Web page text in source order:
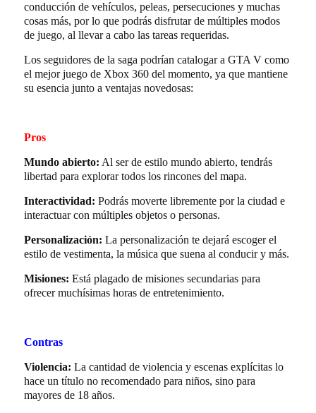
conducción de vehículos, peleas, persecuciones y muchas
cosas más, por lo que podrás disfrutar de múltiples modos
de juego, al llevar a cabo las tareas requeridas.
Los seguidores de la saga podrían catalogar a GTA V como
el mejor juego de Xbox 360 del momento, ya que mantiene
su esencia junto a ventajas novedosas:
Pros
Mundo abierto: Al ser de estilo mundo abierto, tendrás
libertad para explorar todos los rincones del mapa.
Interactividad: Podrás moverte libremente por la ciudad e
interactuar con múltiples objetos o personas.
Personalización: La personalización te dejará escoger el
estilo de vestimenta, la música que suena al conducir y más.
Misiones: Está plagado de misiones secundarias para
ofrecer muchísimas horas de entretenimiento.
Contras
Violencia: La cantidad de violencia y escenas explícitas lo
hace un título no recomendado para niños, sino para
mayores de 18 años.